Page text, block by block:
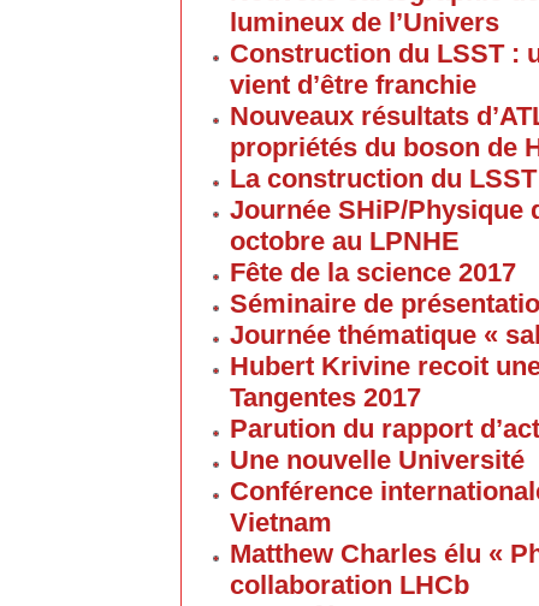
lumineux de l’Univers
Construction du LSST :
vient d’être franchie
Nouveaux résultats
propriétés du boson de
La construction du
Journée SHiP/Physique
octobre au LPNHE
Fête de la science 2017
Séminaire de
Journée thématique «
Hubert Krivine recoit
Tangentes 2017
Parution du rapport
Une nouvelle Université
Conférence
Vietnam
Matthew Charles élu «
collaboration LHCb